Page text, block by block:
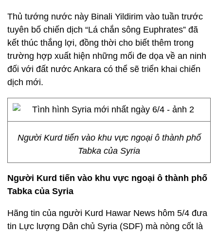
Thủ tướng nước này Binali Yildirim vào tuần trước
tuyên bố chiến dịch “Lá chắn sông Euphrates” đã
kết thúc thắng lợi, đồng thời cho biết thêm trong
trường hợp xuất hiện những mối đe dọa về an ninh
đối với đất nước Ankara có thể sẽ triển khai chiến
dịch mới.
Người Kurd tiến vào khu vực ngoại ô thành phố
Tabka của Syria
Người Kurd tiến vào khu vực ngoại ô thành phố
Tabka của Syria
Hãng tin của người Kurd Hawar News hôm 5/4 đưa
tin Lực lượng Dân chủ Syria (SDF) mà nòng cốt là